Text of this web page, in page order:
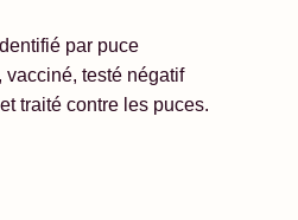
par puce
testé négatif
traité contre les puces.